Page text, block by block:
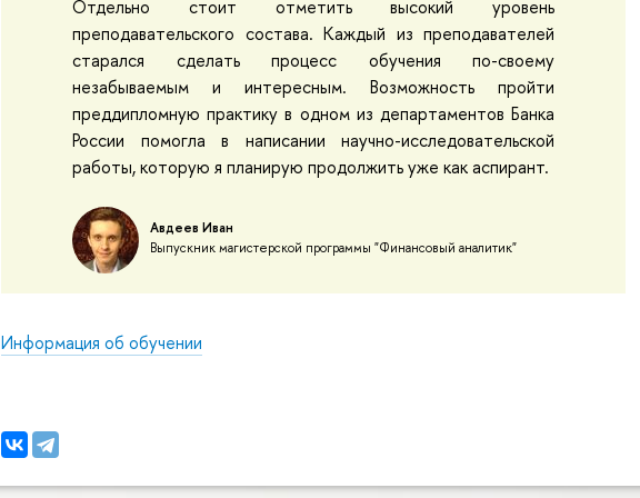
Отдельно стоит отметить высокий уровень
преподавательского состава. Каждый из преподавателей
старался сделать процесс обучения по-своему
незабываемым и интересным. Возможность пройти
преддипломную практику в одном из департаментов Банка
России помогла в написании научно-исследовательской
работы, которую я планирую продолжить уже как аспирант.
Авдеев Иван
Выпускник магистерской программы "Финансовый аналитик"
Информация об обучении